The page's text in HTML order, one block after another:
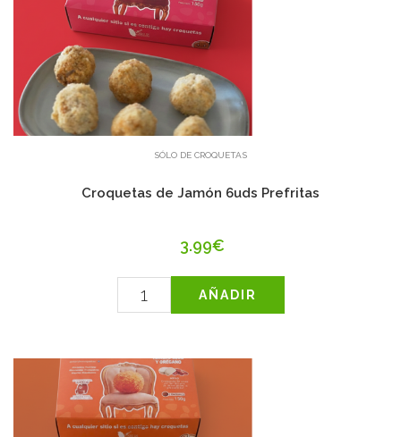
SÓLO DE CROQUETAS
Croquetas de Jamón 6uds Prefritas
3.99€
AÑADIR